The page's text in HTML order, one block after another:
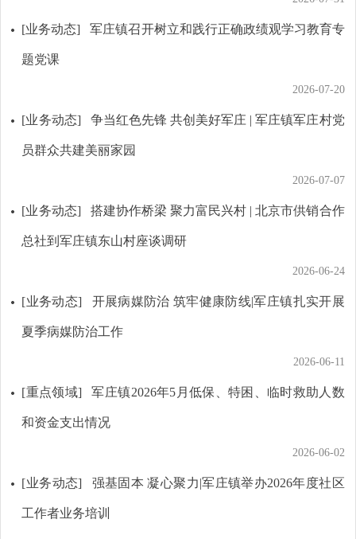
[业务动态] 军庄镇召开树立和践行正确政绩观学习教育专
题党课
2026-07-20
[业务动态] 争当红色先锋 共创美好军庄 | 军庄镇军庄村党
员群众共建美丽家园
2026-07-07
[业务动态] 搭建协作桥梁 聚力富民兴村 | 北京市供销合作
总社到军庄镇东山村座谈调研
2026-06-24
[业务动态] 开展病媒防治 筑牢健康防线|军庄镇扎实开展
夏季病媒防治工作
2026-06-11
[重点领域] 军庄镇2026年5月低保、特困、临时救助人数
和资金支出情况
2026-06-02
[业务动态] 强基固本 凝心聚力|军庄镇举办2026年度社区
工作者业务培训